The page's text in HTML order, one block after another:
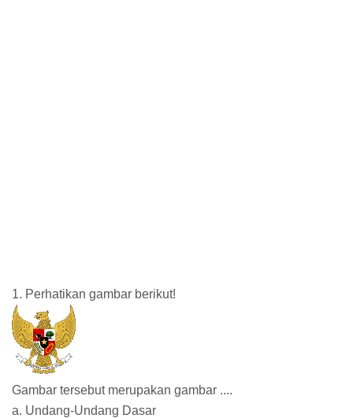
1. Perhatikan gambar berikut!
Gambar tersebut merupakan gambar ....
a. Undang-Undang Dasar